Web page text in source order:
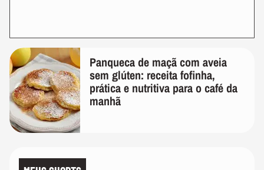
Panqueca de maçã com aveia
sem glúten: receita fofinha,
prática e nutritiva para o café da
manhã